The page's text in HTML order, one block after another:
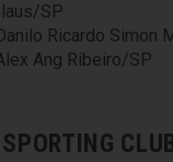
SP
Ricardo Simon
Ang Ribeiro/SP